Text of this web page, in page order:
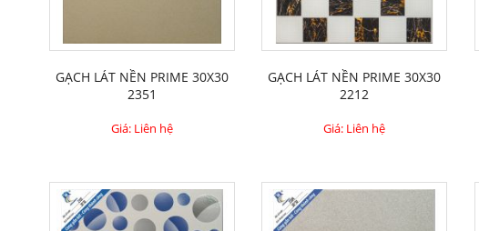
GẠCH LÁT NỀN PRIME 30X30
2351
Giá: Liên hệ
GẠCH LÁT NỀN PRIME 30X30
2212
Giá: Liên hệ